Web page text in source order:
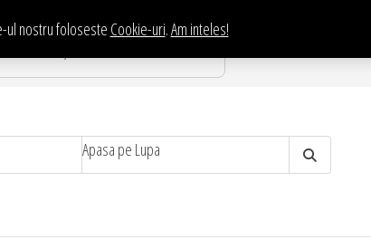
ul nostru foloseste Cookie-uri.Am inteles!
eHuse.ro
Apasa pe Lupa